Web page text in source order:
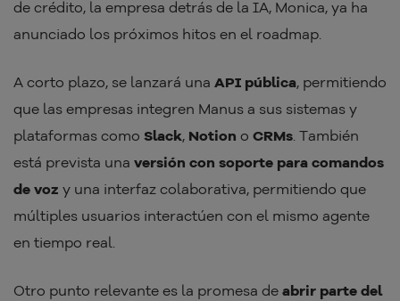
de crédito, la empresa detrás de la IA, Monica, ya ha
anunciado los próximos hitos en el roadmap.
A corto plazo, se lanzará una API pública, permitiendo
que las empresas integren Manus a sus sistemas y
plataformas como Slack, Notion o CRMs. También
está prevista una versión con soporte para comandos
de voz y una interfaz colaborativa, permitiendo que
múltiples usuarios interactúen con el mismo agente
en tiempo real.
Otro punto relevante es la promesa de abrir parte del